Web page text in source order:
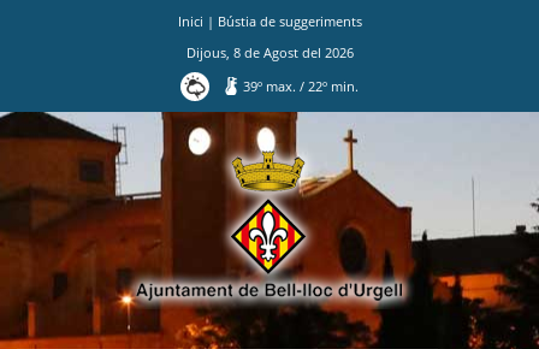
Inici | Bústia de suggeriments
Dijous, 8de Agostdel 2026
39º max./ 22º min.